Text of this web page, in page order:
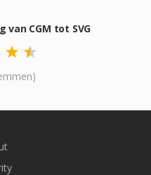
CGM tot SVG